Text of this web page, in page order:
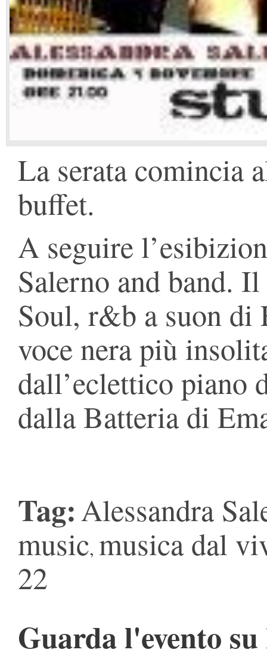
La serata comincia
buffet.
A seguire
Salerno and band.
Soul, r&b a suon di
voce nera più
dall’eclettico piano
dalla Batteria di
Tag:Alessandra
music, musica dal
22
Guarda l'evento su